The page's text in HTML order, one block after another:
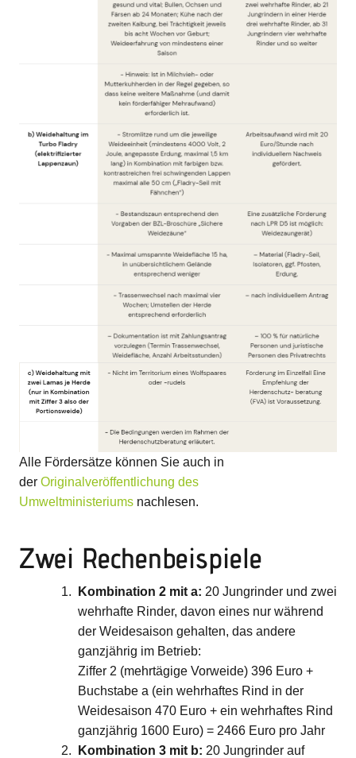
Alle Fördersätze können Sie auch in
der Originalveröffentlichung des
Umweltministeriumsnachlesen.
Zwei Rechenbeispiele
Kombination 2 mit a: 20 Jungrinder und zwei
wehrhafte Rinder, davon eines nur während
der Weidesaison gehalten, das andere
ganzjährig im Betrieb:
Ziffer 2 (mehrtägige Vorweide) 396 Euro +
Buchstabe a (ein wehrhaftes Rind in der
Weidesaison 470 Euro + ein wehrhaftes Rind
ganzjährig 1600 Euro) = 2466 Euro pro Jahr
Kombination 3 mit b: 20 Jungrinder auf